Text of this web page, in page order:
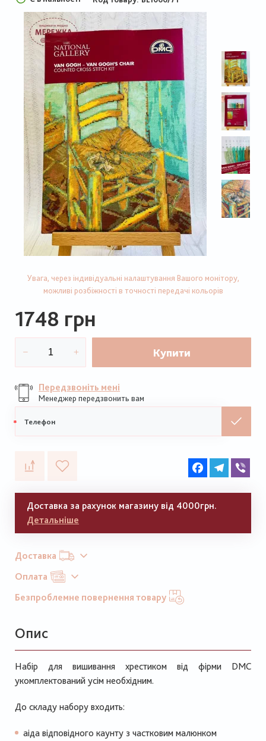
Увага, через індивідуальні налаштування Вашого монітору,
можливі розбіжності в точності передачі кольорів
1748 грн
Купити
Передзвоніть мені
Менеджер передзвонить вам
телефон
FacebookTelegram
Доставка за рахунок магазину від 4000грн.
Детальніше
Доставка
Оплата
Безпроблемне повернення товару
Опис
Набір для вишивання хрестиком від фірми DMC
укомплектований усім необхідним.
До складу набору входить:
аіда відповідного каунту з частковим малюнком